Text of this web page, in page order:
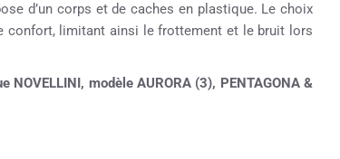
d’un corps et de caches en plastique. Le choix
confort, limitant ainsi le frottement et le bruit lors
modèle AURORA (3), PENTAGONA &